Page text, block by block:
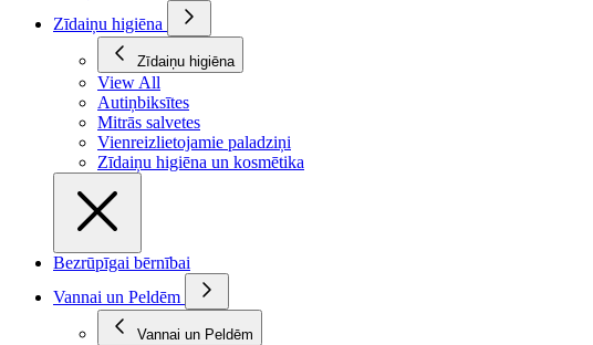
Zīdaiņu higiēna
Zīdaiņu higiēna
View All
Autiņbiksītes
Mitrās salvetes
Vienreizlietojamie paladziņi
Zīdaiņu higiēna un kosmētika
Bezrūpīgai bērnībai
Vannai un Peldēm
Vannai un Peldēm